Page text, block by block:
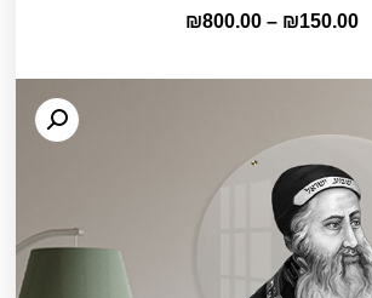
₪150.00
–
₪800.00